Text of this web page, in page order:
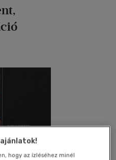
hogy az ízléséhez minél